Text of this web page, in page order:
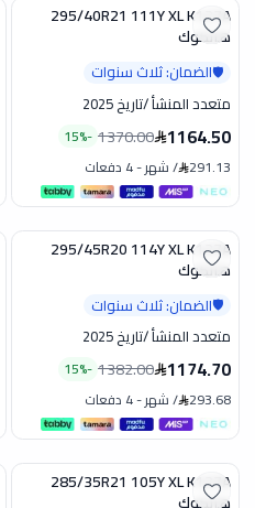
تخفيض295/40R21 111Y XL K127A
هانكوك
🛡️الضمان: ثلاث سنوات
متعدد المنشأ/تاريخ 2025
1164.50
1370.00
-
15%
291.13
/شهر-4 دفعات
تخفيض295/45R20 114Y XL K127A
هانكوك
🛡️الضمان: ثلاث سنوات
متعدد المنشأ/تاريخ 2025
1174.70
1382.00
-
15%
293.68
/شهر-4 دفعات
تخفيض285/35R21 105Y XL K127A